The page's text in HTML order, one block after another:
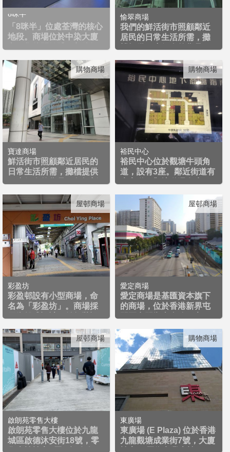
8咪半
「8咪半」位處荃灣的核心
地段。商場位於中染大廈
愉翠商場
我們的鮮活街市照顧鄰近
居民的日常生活所需，攤
購物商場
寶達商場
鮮活街市照顧鄰近居民的
日常生活所需，攤檔提供
購物商場
裕民中心
裕民中心位於觀塘牛頭角
道，設有3座。鄰近街道有
屋邨商場
彩盈坊
彩盈邨設有小型商場，命
名為「彩盈坊」。商場採
屋邨商場
愛定商場
愛定商場是基匯資本旗下
的商場，位於香港新界屯
屋邨商場
啟朗苑零售大樓
啟朗苑零售大樓位於九龍
城區啟德沐安街18號，零
購物商場
東廣場
東廣場 (E Plaza) 位於香港
九龍觀塘成業街7號，大廈